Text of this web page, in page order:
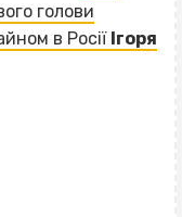
голови
в Росії Ігоря